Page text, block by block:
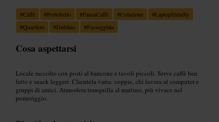
#Caffè #Portobello #PausaCaffè #Colazione #Laptopfriendly
#Quartiere #Dublino #Passeggiata
Cosa aspettarsi
Locale raccolto con posti al bancone e tavoli piccoli. Serve caffè ben
fatto e snack leggeri. Clientela varia: coppie, chi lavora al computer e
gruppi di amici. Atmosfera tranquilla al mattino, più vivace nel
pomeriggio.